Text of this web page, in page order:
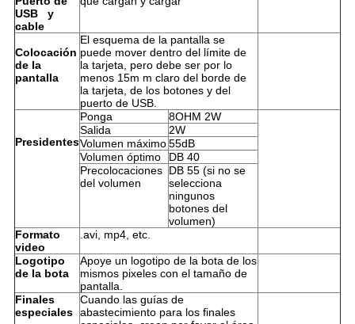
USB y
cable
Colocación
de la
pantalla
El esquema de la pantalla se
puede mover dentro del límite de
la tarjeta, pero debe ser por lo
menos 15m m claro del borde de
la tarjeta, de los botones y del
puerto de USB.
Presidentes
Ponga
8OHM 2W
Salida
2W
Volumen máximo55dB
Volumen óptimo
DB 40
Precolocaciones
del volumen
DB 55 (si no se
selecciona
ningunos
botones del
volumen)
Formato
video
.avi, mp4, etc.
Logotipo
de la bota
Apoye un logotipo de la bota de los
mismos pixeles con el tamaño de
pantalla.
Finales
especiales
Cuando las guías de
abastecimiento para los finales